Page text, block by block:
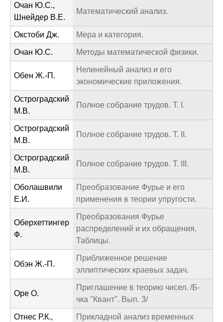
Очан Ю.С.,
Шнейдер В.Е.
Математический анализ.
Окстоби Дж. Мера и категория.
Очан Ю.С. Методы математической физики.
Обен Ж.-П.
Нелинейный анализ и его
экономические приложения.
Остроградский
М.В.
Полное собрание трудов. Т. I.
Остроградский
М.В.
Полное собрание трудов. Т. II.
Остроградский
М.В.
Полное собрание трудов. Т. III.
Оболашвили
Е.И.
Преобразование Фурье и его
применения в теории упругости.
Оберхеттингер
Ф.
Преобразования Фурье
распределений и их обращения.
Таблицы.
Обэн Ж.-П.
Приближенное решение
эллиптических краевых задач.
Оре О.
Приглашение в теорию чисел. /Б-
чка "Квант". Вып. 3/
Отнес Р.К.,
Прикладной анализ временных